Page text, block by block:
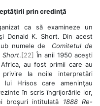
prin credinţă
ca să examineze un
Donald K. Short. Din acest
numele de Comitetul de
Short.[22] În anii 1950 aceşti
au fost primii care au
privire la noile interpretări
lui Hrisos care ameninţau
în scris îngrijorările lor,
broşuri intitulată 1888 Re-